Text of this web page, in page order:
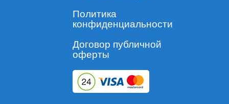
Политика
конфиденциальности
Договор публичной
оферты